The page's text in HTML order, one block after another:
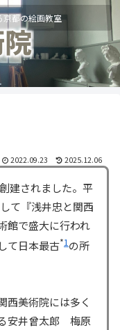
京都の絵画教室
2022.09.23 2025.12.06
建されました。平
て『浅井忠と関西
館で盛大に行われ
て日本最古 1 の所
西美術院には多く
安井曾太郎 梅原